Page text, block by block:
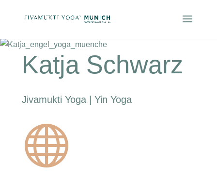
Katja Schwarz
Jivamukti Yoga | Yin Yoga
